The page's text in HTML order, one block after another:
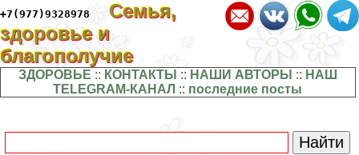
+7(977)9328978
Семья,
здоровье и
благополучие
ЗДОРОВЬЕ :: КОНТАКТЫ :: НАШИ АВТОРЫ :: НАШ
TELEGRAM-КАНАЛ :: последние посты